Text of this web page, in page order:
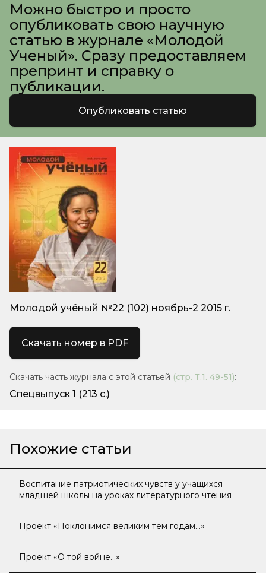
Можно быстро и просто
опубликовать свою научную
статью в журнале «Молодой
Ученый». Сразу предоставляем
препринт и справку о
публикации.
Опубликовать статью
Молодой учёный №22 (102) ноябрь-2 2015 г.
Скачать номер в PDF
Скачать часть журнала с этой статьей (стр. Т.1. 49-51):
Спецвыпуск 1 (213 с.)
Похожие статьи
Воспитание патриотических чувств у учащихся
младшей школы на уроках литературного чтения
Проект «Поклонимся великим тем годам…»
Проект «О той войне…»